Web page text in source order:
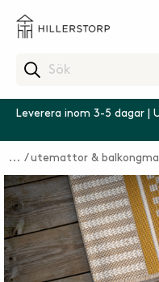
Leverera inom 3-5 dagar |
utemattor &